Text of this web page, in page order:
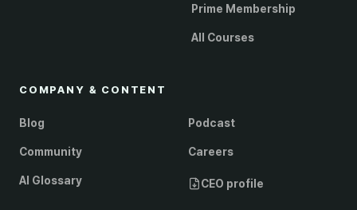
Prime Membership
All Courses
COMPANY & CONTENT
Blog Podcast
Community Careers
AI Glossary CEO profile